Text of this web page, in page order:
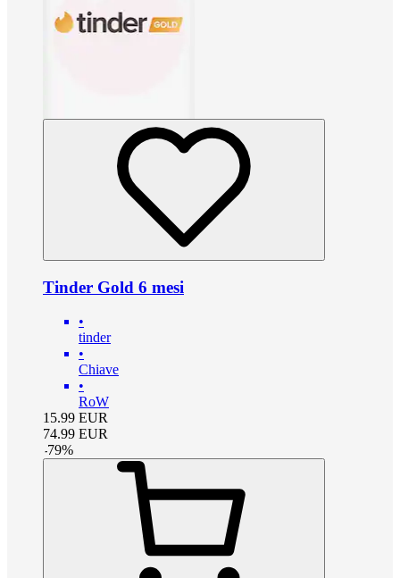
Tinder Gold 6 mesi
•
tinder
•
Chiave
•
RoW
15.99 EUR
74.99 EUR
-79%